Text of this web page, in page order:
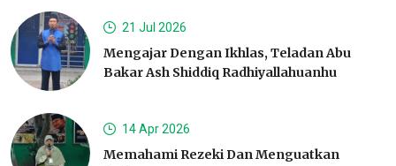
21 Jul 2026
Mengajar Dengan Ikhlas, Teladan Abu
Bakar Ash Shiddiq Radhiyallahuanhu
14 Apr 2026
Memahami Rezeki Dan Menguatkan